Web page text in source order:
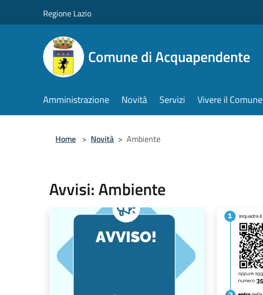
Regione Lazio
Comune di Acquapendente
Amministrazione Novità Servizi Vivere il Comune
Home > Novità > Ambiente
Avvisi: Ambiente